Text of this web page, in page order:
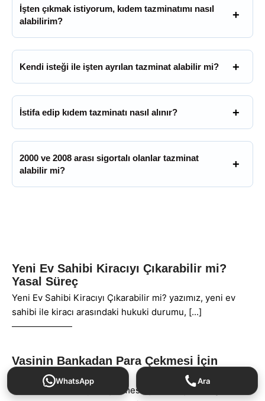
İşten çıkmak istiyorum, kıdem tazminatımı nasıl
alabilirim?
Kendi isteği ile işten ayrılan tazminat alabilir mi?
İstifa edip kıdem tazminatı nasıl alınır?
2000 ve 2008 arası sigortalı olanlar tazminat
alabilir mi?
Yeni Ev Sahibi Kiracıyı Çıkarabilir mi?
Yasal Süreç
Yeni Ev Sahibi Kiracıyı Çıkarabilir mi? yazımız, yeni ev
sahibi ile kiracı arasındaki hukuki durumu,
Vasinin Bankadan Para Çekmesi İçin
Dilekçe Örneği
Vasinin bankadan para çekmesi için dilekçe örneğinin
WhatsApp Ara